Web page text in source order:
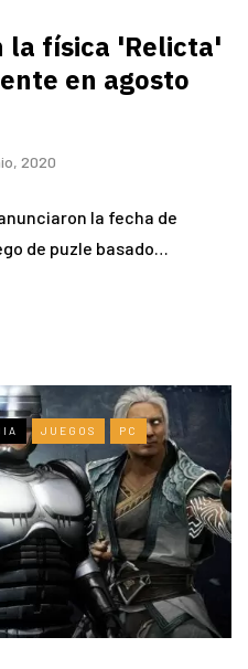
la física 'Relicta'
en agosto
2020
la fecha de
de puzle basado…
JUEGOS PC